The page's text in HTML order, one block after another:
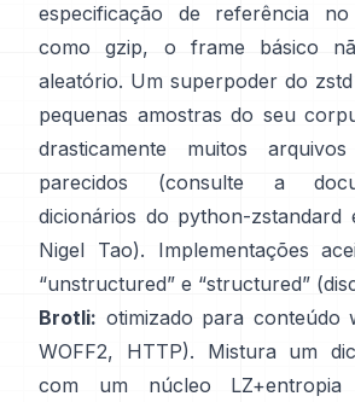
especificação de referência
como gzip, o frame básico
aleatório. Um superpoder do
pequenas amostras do seu
drasticamente muitos
parecidos (consulte
a
dicionários do python-zstandard
Nigel Tao). Implementações
“unstructured” e “structured”
Brotli: otimizado para conteúdo
WOFF2, HTTP). Mistura um
com um núcleo LZ+entropia